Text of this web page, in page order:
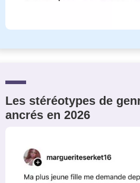
Les stéréotypes de
ancrés en 2026